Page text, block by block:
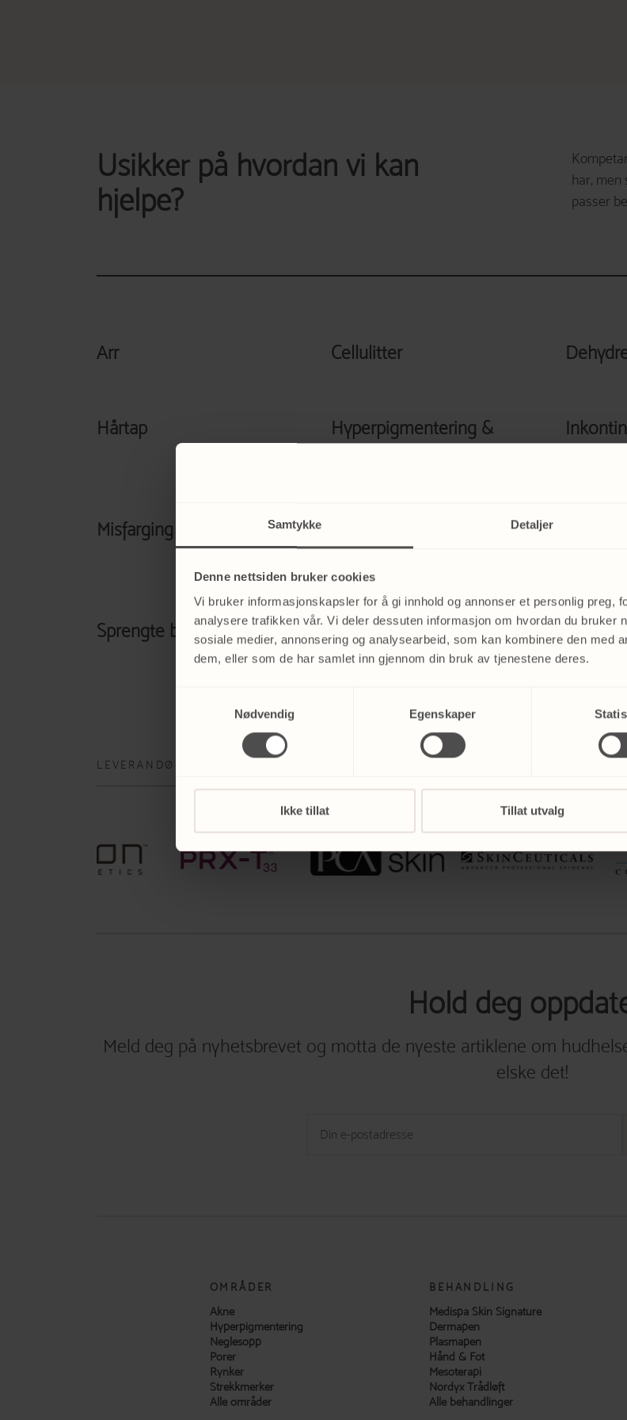
Samtykke Detaljer
Denne nettsiden bruker cookies
Vi bruker informasjonskapsler for å gi innhold og annonser et personlig preg,
analysere trafikken vår. Vi deler dessuten informasjon om hvordan du bruker
sosiale medier, annonsering og analysearbeid, som kan kombinere den med
dem, eller som de har samlet inn gjennom din bruk av tjenestene deres.
Nødvendig
Egenskaper
Ikke tillat Tillat utvalg
Usikker på hvordan vi kan
hjelpe?
har, men
passer
Arr Cellulitter
Hårtap
Hyperpigmentering &
Misfarging tenner
skjedevegg
Sprengte blodkar Strekkmerker Vorter
LEVERANDØRER
Hold deg
Meld deg på nyhetsbrevet og motta de nyeste artiklene om
elske det!
OMRÅDER
Akne
Hyperpigmentering
Neglesopp
Porer
Rynker
Strekkmerker
Alle områder
BEHANDLING
Medispa Skin Signature
Dermapen
Plasmapen
Hånd & Fot
Mesoterapi
Nordyx Trådløft
Alle behandlinger